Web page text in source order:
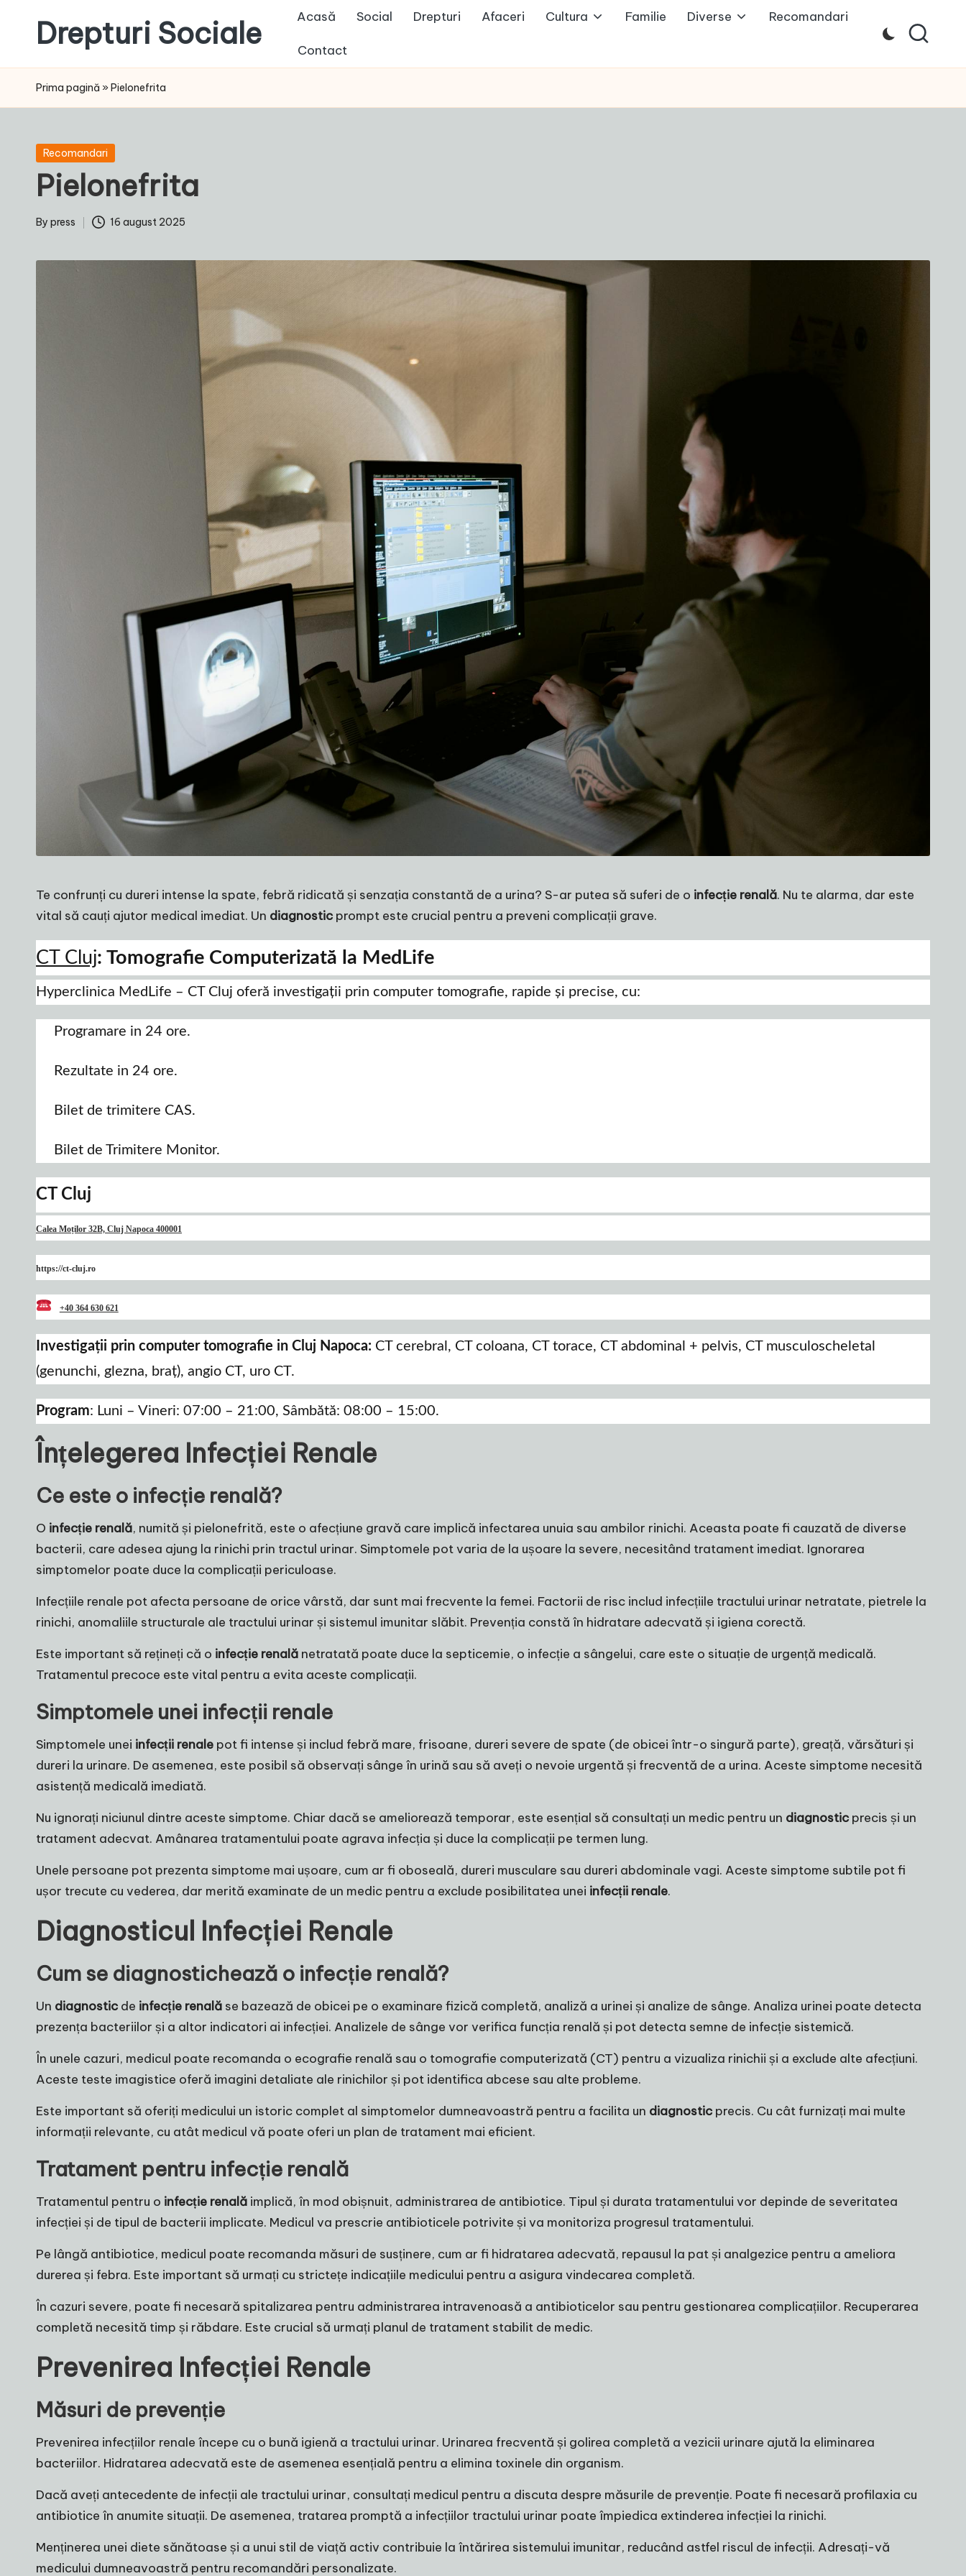
content
Drepturi Sociale
Drepturile
Sociale:
Ta,
Schimbarea
Noastră!
Acasă Social Drepturi Afaceri Cultura Familie Diverse Recomandari
Contact
Prima pagină » Pielonefrita
Posted
Recomandari
Pielonefrita
Posted
By press 16 august 2025
Te confrunți cu dureri intense la spate, febră ridicată și senzația constantă de a urina? S-ar putea să suferi de o infecție renală. Nu te alarma, dar este
vital să cauți ajutor medical imediat. Un diagnostic prompt este crucial pentru a preveni complicații grave.
CT Cluj: Tomografie Computerizată la MedLife
Hyperclinica MedLife – CT Cluj oferă investigații prin computer tomografie, rapide și precise, cu:
Programare in 24 ore.
Rezultate in 24 ore.
Bilet de trimitere CAS.
Bilet de Trimitere Monitor.
CT Cluj
Calea Moților 32B, Cluj Napoca 400001
https://ct-cluj.ro
+40 364 630 621
Investigații prin computer tomografie in Cluj Napoca: CT cerebral, CT coloana, CT torace, CT abdominal + pelvis, CT musculoscheletal
(genunchi, glezna, braț), angio CT, uro CT.
Program: Luni – Vineri: 07:00 – 21:00, Sâmbătă: 08:00 – 15:00.
Înțelegerea Infecției Renale
Ce este o infecție renală?
O infecție renală, numită și pielonefrită, este o afecțiune gravă care implică infectarea unuia sau ambilor rinichi. Aceasta poate fi cauzată de diverse
bacterii, care adesea ajung la rinichi prin tractul urinar. Simptomele pot varia de la ușoare la severe, necesitând tratament imediat. Ignorarea
simptomelor poate duce la complicații periculoase.
Infecțiile renale pot afecta persoane de orice vârstă, dar sunt mai frecvente la femei. Factorii de risc includ infecțiile tractului urinar netratate, pietrele la
rinichi, anomaliile structurale ale tractului urinar și sistemul imunitar slăbit. Prevenția constă în hidratare adecvată și igiena corectă.
Este important să rețineți că o infecție renală netratată poate duce la septicemie, o infecție a sângelui, care este o situație de urgență medicală.
Tratamentul precoce este vital pentru a evita aceste complicații.
Simptomele unei infecții renale
Simptomele unei infecții renale pot fi intense și includ febră mare, frisoane, dureri severe de spate (de obicei într-o singură parte), greață, vărsături și
dureri la urinare. De asemenea, este posibil să observați sânge în urină sau să aveți o nevoie urgentă și frecventă de a urina. Aceste simptome necesită
asistență medicală imediată.
Nu ignorați niciunul dintre aceste simptome. Chiar dacă se ameliorează temporar, este esențial să consultați un medic pentru un diagnostic precis și un
tratament adecvat. Amânarea tratamentului poate agrava infecția și duce la complicații pe termen lung.
Unele persoane pot prezenta simptome mai ușoare, cum ar fi oboseală, dureri musculare sau dureri abdominale vagi. Aceste simptome subtile pot fi
ușor trecute cu vederea, dar merită examinate de un medic pentru a exclude posibilitatea unei infecții renale.
Diagnosticul Infecției Renale
Cum se diagnostichează o infecție renală?
Un diagnostic de infecție renală se bazează de obicei pe o examinare fizică completă, analiză a urinei și analize de sânge. Analiza urinei poate detecta
prezența bacteriilor și a altor indicatori ai infecției. Analizele de sânge vor verifica funcția renală și pot detecta semne de infecție sistemică.
În unele cazuri, medicul poate recomanda o ecografie renală sau o tomografie computerizată (CT) pentru a vizualiza rinichii și a exclude alte afecțiuni.
Aceste teste imagistice oferă imagini detaliate ale rinichilor și pot identifica abcese sau alte probleme.
Este important să oferiți medicului un istoric complet al simptomelor dumneavoastră pentru a facilita un diagnostic precis. Cu cât furnizați mai multe
informații relevante, cu atât medicul vă poate oferi un plan de tratament mai eficient.
Tratament pentru infecție renală
Tratamentul pentru o infecție renală implică, în mod obișnuit, administrarea de antibiotice. Tipul și durata tratamentului vor depinde de severitatea
infecției și de tipul de bacterii implicate. Medicul va prescrie antibioticele potrivite și va monitoriza progresul tratamentului.
Pe lângă antibiotice, medicul poate recomanda măsuri de susținere, cum ar fi hidratarea adecvată, repausul la pat și analgezice pentru a ameliora
durerea și febra. Este important să urmați cu strictețe indicațiile medicului pentru a asigura vindecarea completă.
În cazuri severe, poate fi necesară spitalizarea pentru administrarea intravenoasă a antibioticelor sau pentru gestionarea complicațiilor. Recuperarea
completă necesită timp și răbdare. Este crucial să urmați planul de tratament stabilit de medic.
Prevenirea Infecției Renale
Măsuri de prevenție
Prevenirea infecțiilor renale începe cu o bună igienă a tractului urinar. Urinarea frecventă și golirea completă a vezicii urinare ajută la eliminarea
bacteriilor. Hidratarea adecvată este de asemenea esențială pentru a elimina toxinele din organism.
Dacă aveți antecedente de infecții ale tractului urinar, consultați medicul pentru a discuta despre măsurile de prevenție. Poate fi necesară profilaxia cu
antibiotice în anumite situații. De asemenea, tratarea promptă a infecțiilor tractului urinar poate împiedica extinderea infecției la rinichi.
Menținerea unei diete sănătoase și a unui stil de viață activ contribuie la întărirea sistemului imunitar, reducând astfel riscul de infecții. Adresați-vă
medicului dumneavoastră pentru recomandări personalizate.